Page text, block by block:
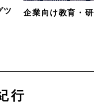
ツ
企業向け教育・
行